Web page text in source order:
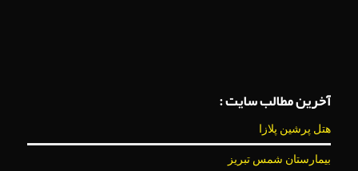
آخرین مطالب سایت :
هتل پرشین پلازا
بیمارستان شمس تبریز